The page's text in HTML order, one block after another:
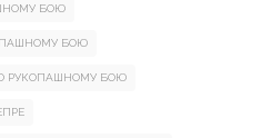
БОЮ
БОЮ
РУКОПАШНОМУ БОЮ